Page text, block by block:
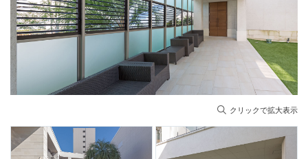
クリックで拡大表示